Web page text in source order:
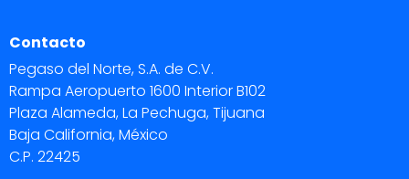
Contacto
Pegaso del Norte, S.A. de C.V.
Rampa Aeropuerto 1600 Interior B102
Plaza Alameda, La Pechuga, Tijuana
Baja California, México
C.P. 22425